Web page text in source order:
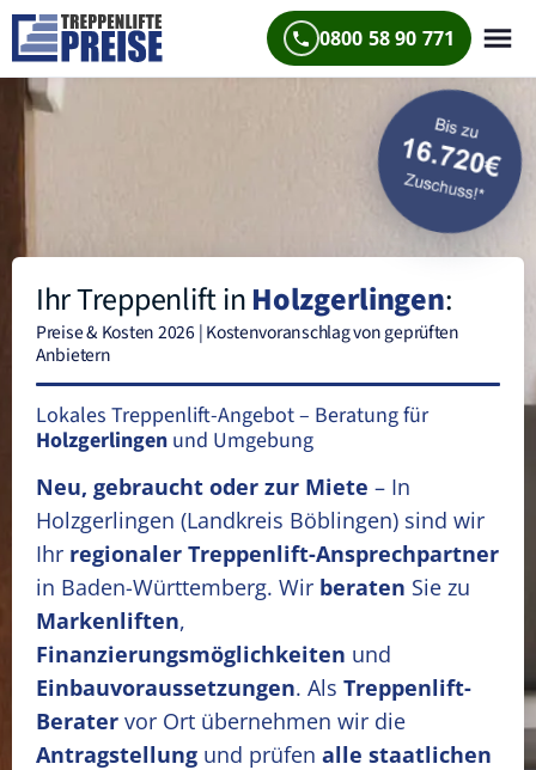
0800 58 90 771
Ihr Treppenlift inHolzgerlingen:
Preise & Kosten 2026 | Kostenvoranschlag von geprüften
Anbietern
Lokales Treppenlift-Angebot – Beratung für
Holzgerlingen und Umgebung
Neu, gebraucht oder zur Miete – In
Holzgerlingen (Landkreis Böblingen) sind wir
Ihr regionaler Treppenlift-Ansprechpartner
in Baden-Württemberg. Wir beraten Sie zu
Markenliften,
Finanzierungsmöglichkeiten und
Einbauvoraussetzungen. Als Treppenlift-
Berater vor Ort übernehmen wir die
Antragstellung und prüfen alle staatlichen